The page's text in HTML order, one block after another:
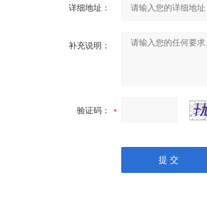
详细地址：
补充说明：
验证码：